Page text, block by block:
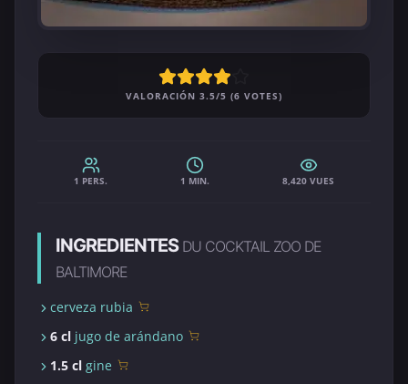
VALORACIÓN 3.5/5 (6 VOTES)
1 PERS. 1 MIN. 8,420 VUES
INGREDIENTES DU COCKTAIL ZOO DE
BALTIMORE
cerveza rubia
6 cl jugo de arándano
1.5 cl gine